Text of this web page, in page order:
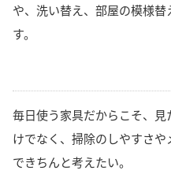
や、洗い替え、部屋の模様
す。
毎日使う家具だからこそ、
けでなく、掃除のしやすさ
できちんと考えたい。